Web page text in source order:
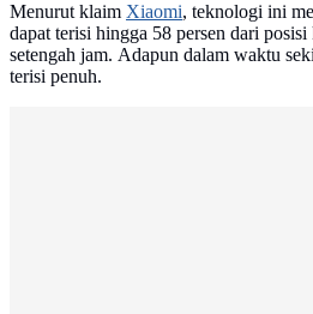
Menurut klaim Xiaomi, teknologi ini
dapat terisi hingga 58 persen dari
setengah jam. Adapun dalam waktu
terisi penuh.